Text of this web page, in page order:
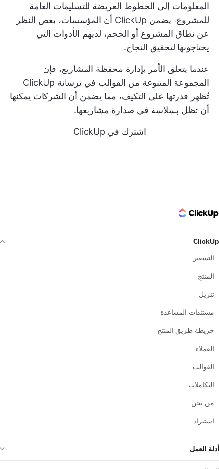
المعلومات إلى الخطوط العريضة للتسليمات العامة
للمشروع، يضمن ClickUp أن المؤسسات، بغض النظر
عن نطاق المشروع أو الحجم، لديهم الأدوات التي
يحتاجونها لتحقيق النجاح.
عندما يتعلق الأمر بإدارة محفظة المشاريع، فإن
المجموعة المتنوعة من القوالب في ترسانة ClickUp
تُظهر قدرتها على التكيف، مما يضمن أن الشركات يمكنها
أن تظل بسلاسة في صدارة مشاريعها.
اشترك في ClickUp
ClickUp Logo
ClickUp
التسعير
المنتج
تنزيل
مستندات المساعدة
خريطة طريق المنتج
العملاء
القوالب
التكاملات
من نحن
استيراد
أدلة العمل